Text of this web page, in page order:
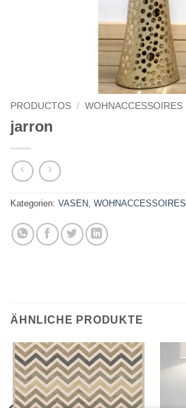
PRODUCTOS / WOHNACCESSOIRES
jarron
Kategorien: VASEN, WOHNACCESSOIRES
ÄHNLICHE PRODUKTE